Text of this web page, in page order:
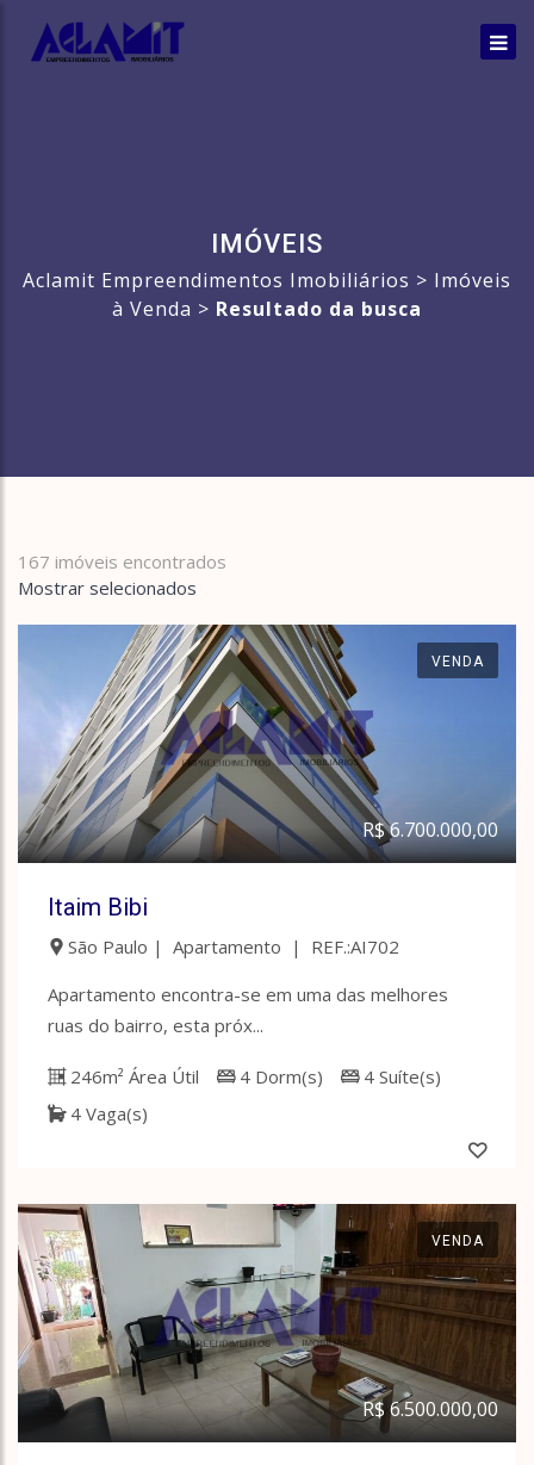
IMÓVEIS
Aclamit Empreendimentos Imobiliários > Imóveis
à Venda > Resultado da busca
167 imóveis encontrados
Mostrar selecionados
VENDA
R$ 6.700.000,00
Itaim Bibi
São Paulo | Apartamento | REF.:AI702
Apartamento encontra-se em uma das melhores
ruas do bairro, esta próx...
246m² Área Útil 4 Dorm(s)
4 Suíte(s)
4 Vaga(s)
VENDA
R$ 6.500.000,00